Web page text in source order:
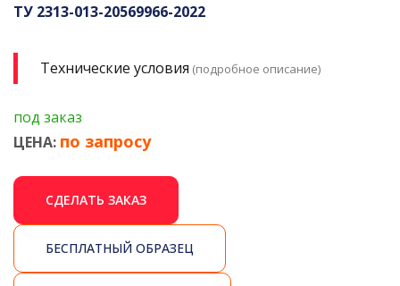
ТУ 2313-013-20569966-2022
Технические условия (подробное описание)
под заказ
ЦЕНА: по запросу
СДЕЛАТЬ ЗАКАЗ
БЕСПЛАТНЫЙ ОБРАЗЕЦ